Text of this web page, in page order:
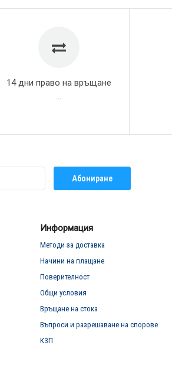
14 дни право на връщане
Абониране
Информация
Методи за доставка
Начини на плащане
Поверителност
Общи условия
Връщане на стока
Въпроси и разрешаване на спорове
КЗП